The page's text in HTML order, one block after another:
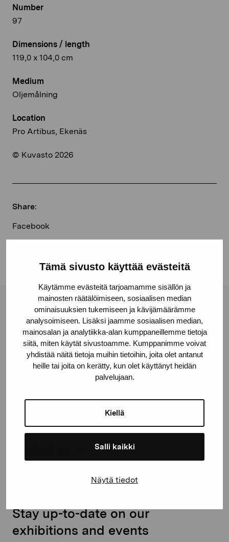
Tämä sivusto käyttää evästeitä
Käytämme evästeitä tarjoamamme sisällön ja
mainosten räätälöimiseen, sosiaalisen median
ominaisuuksien tukemiseen ja kävijämäärämme
analysoimiseen. Lisäksi jaamme sosiaalisen median,
mainosalan ja analytiikka-alan kumppaneillemme tietoja
siitä, miten käytät sivustoamme. Kumppanimme voivat
yhdistää näitä tietoja muihin tietoihin, joita olet antanut
heille tai joita on kerätty, kun olet käyttänyt heidän
palvelujaan.
Kiellä
Salli kaikki
Näytä tiedot
Number
97
Dimensions / length
119,0 x 104,0 cm
Medium
Oljemålning
Location
Pro Artibus, Ekenäs
© Kuvasto 2026
Share:
Facebook
Linkedin
Pro Artibus Foundation
Gustav Wasas gata 11
10600 Ekenäs
proartibus@proartibus.fi
Stay up-to-date on our
exhibitions and events